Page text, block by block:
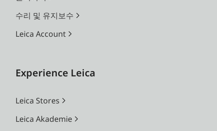
수리 및 유지보수
Leica Account
Experience Leica
Leica Stores
Leica Akademie